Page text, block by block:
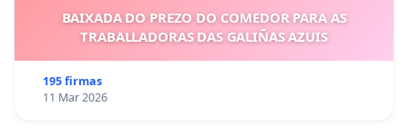
BAIXADA DO PREZO DO COMEDOR PARA AS
TRABALLADORAS DAS GALIÑAS AZUIS
195 firmas
11 Mar 2026